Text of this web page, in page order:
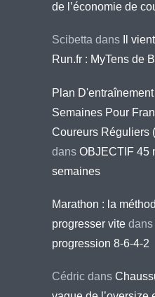
de l’économie de
Scibetta dans
Il
Run.fr : MyTens de
Plan
Semaines Pour
Coureurs Réguliers
dans OBJECTIF 45
semaines
Marathon : la
progresser vite dans
progression 8-6-4-2
Cédric dans